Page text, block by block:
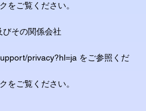
をご覧ください。
その関係会社
privacy?hl=ja をご参照くだ
をご覧ください。